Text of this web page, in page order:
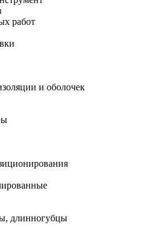
работ
и оболочек
длинногубцы